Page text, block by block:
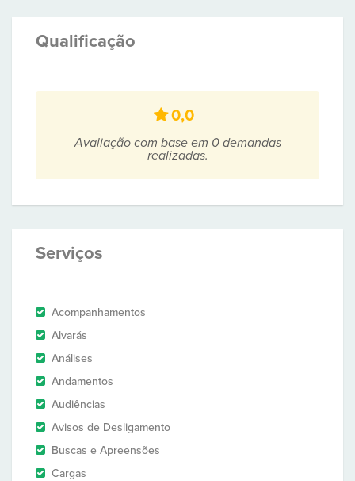
Qualificação
0,0
Avaliação com base em 0 demandas
realizadas.
Serviços
Acompanhamentos
Alvarás
Análises
Andamentos
Audiências
Avisos de Desligamento
Buscas e Apreensões
Cargas